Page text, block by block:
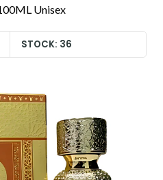
Unisex
STOCK: 36